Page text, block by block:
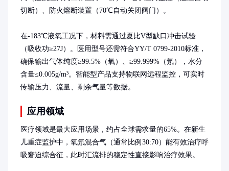
切断）、防火熔断装置（70℃自动关闭阀门）。
在-183℃液氧工况下，材料需通过夏比V型缺口冲击试验
（吸收功≥27J）。医用型号还需符合YY/T 0799-2010标准，
确保输出气体纯度≥99.5%（氧）、≥99.999%（氖），水分
含量≤0.005g/m³。智能型产品支持物联网远程监控，可实时
传输压力、流量、剩余气量等数据。
应用领域
医疗领域是最大应用场景，约占全球需求量的65%。在新生
儿重症监护中，氧氖混合气（通常比例30:70）能有效治疗呼
吸窘迫综合征，此时汇流排的稳定性直接影响治疗效果。